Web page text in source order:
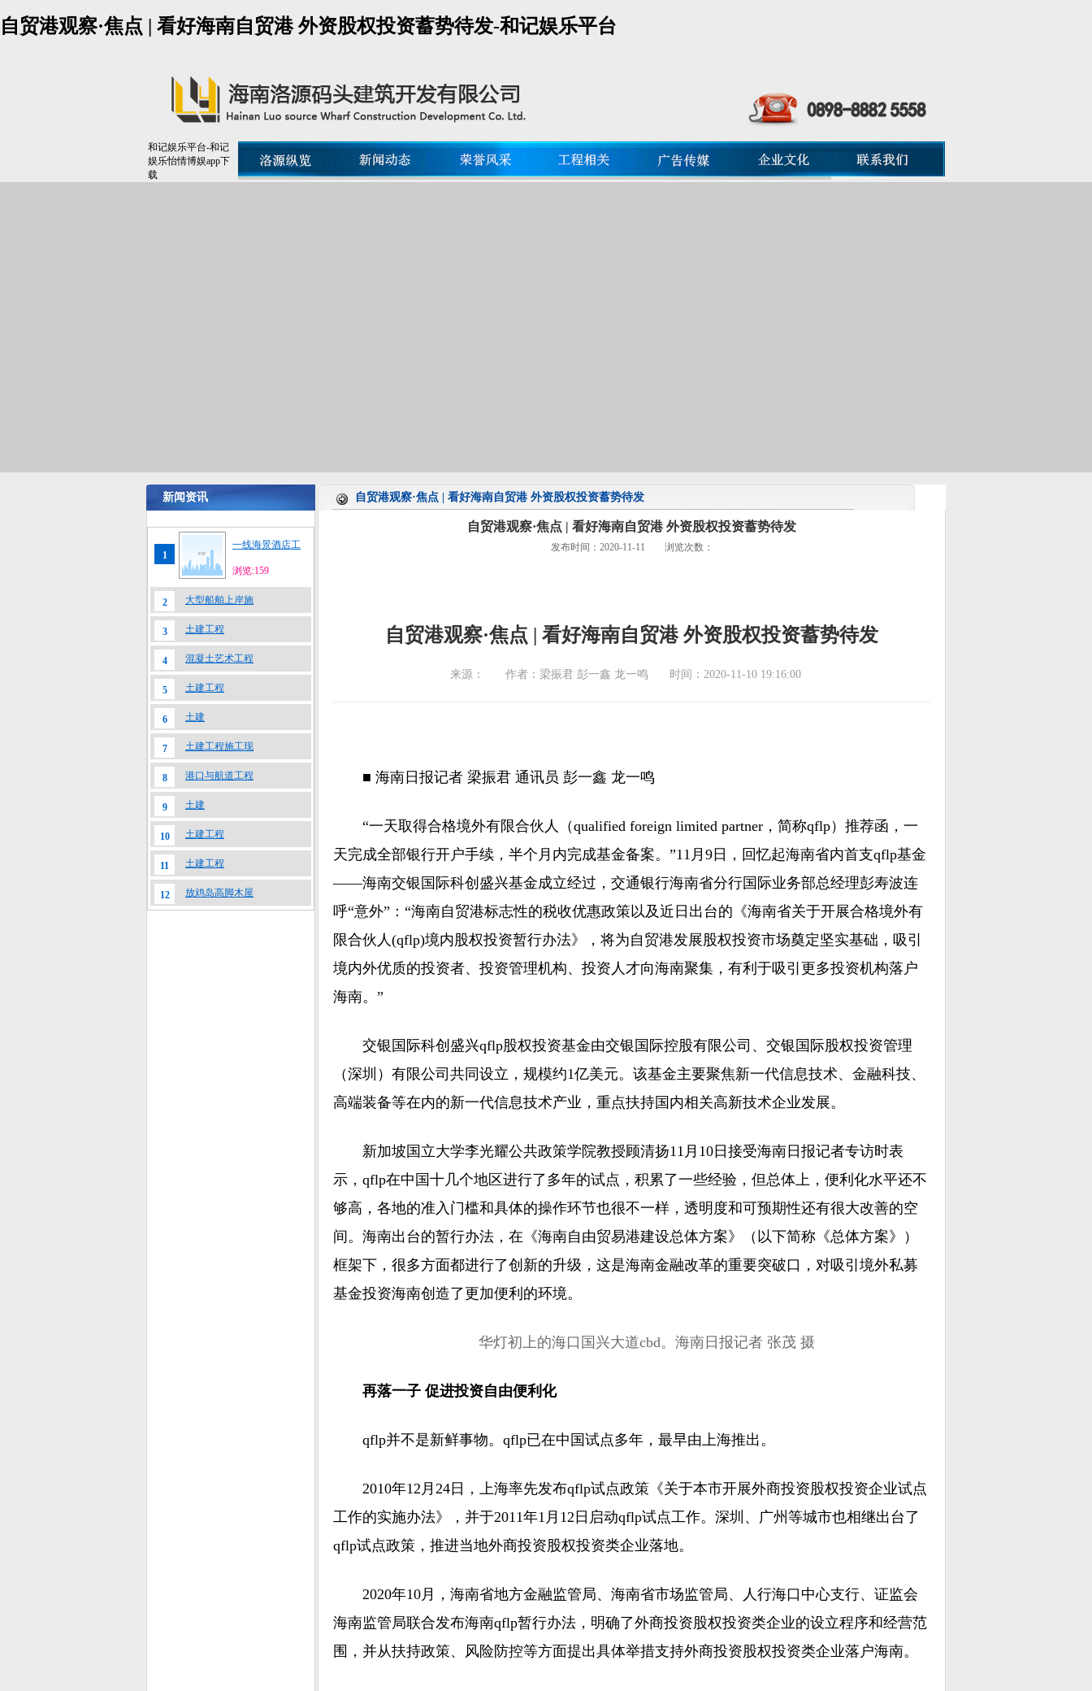
自贸港观察·焦点 | 看好海南自贸港 外资股权投资蓄势待发-和记娱乐平台
和记娱乐平台-和记
娱乐怡情博娱app下
载
新闻资讯 自贸港观察·焦点 | 看好海南自贸港 外资股权投资蓄势待发
1
一线海景酒店工
浏览:159
2 大型船舶上岸施
3 土建工程
4 混凝土艺术工程
5 土建工程
6 土建
7 土建工程施工现
8 港口与航道工程
9 土建
10 土建工程
11 土建工程
12 放鸡岛高脚木屋
自贸港观察·焦点 | 看好海南自贸港 外资股权投资蓄势待发
发布时间：2020-11-11 浏览次数：
自贸港观察·焦点 | 看好海南自贸港 外资股权投资蓄势待发
来源： 作者：梁振君 彭一鑫 龙一鸣 时间：2020-11-10 19:16:00
■ 海南日报记者 梁振君 通讯员 彭一鑫 龙一鸣
“一天取得合格境外有限合伙人（qualified foreign limited partner，简称qflp）推荐函，一
天完成全部银行开户手续，半个月内完成基金备案。”11月9日，回忆起海南省内首支qflp基金
——海南交银国际科创盛兴基金成立经过，交通银行海南省分行国际业务部总经理彭寿波连
呼“意外”：“海南自贸港标志性的税收优惠政策以及近日出台的《海南省关于开展合格境外有
限合伙人(qflp)境内股权投资暂行办法》，将为自贸港发展股权投资市场奠定坚实基础，吸引
境内外优质的投资者、投资管理机构、投资人才向海南聚集，有利于吸引更多投资机构落户
海南。”
交银国际科创盛兴qflp股权投资基金由交银国际控股有限公司、交银国际股权投资管理
（深圳）有限公司共同设立，规模约1亿美元。该基金主要聚焦新一代信息技术、金融科技、
高端装备等在内的新一代信息技术产业，重点扶持国内相关高新技术企业发展。
新加坡国立大学李光耀公共政策学院教授顾清扬11月10日接受海南日报记者专访时表
示，qflp在中国十几个地区进行了多年的试点，积累了一些经验，但总体上，便利化水平还不
够高，各地的准入门槛和具体的操作环节也很不一样，透明度和可预期性还有很大改善的空
间。海南出台的暂行办法，在《海南自由贸易港建设总体方案》（以下简称《总体方案》）
框架下，很多方面都进行了创新的升级，这是海南金融改革的重要突破口，对吸引境外私募
基金投资海南创造了更加便利的环境。
华灯初上的海口国兴大道cbd。海南日报记者 张茂 摄
再落一子 促进投资自由便利化
qflp并不是新鲜事物。qflp已在中国试点多年，最早由上海推出。
2010年12月24日，上海率先发布qflp试点政策《关于本市开展外商投资股权投资企业试点
工作的实施办法》，并于2011年1月12日启动qflp试点工作。深圳、广州等城市也相继出台了
qflp试点政策，推进当地外商投资股权投资类企业落地。
2020年10月，海南省地方金融监管局、海南省市场监管局、人行海口中心支行、证监会
海南监管局联合发布海南qflp暂行办法，明确了外商投资股权投资类企业的设立程序和经营范
围，并从扶持政策、风险防控等方面提出具体举措支持外商投资股权投资类企业落户海南。